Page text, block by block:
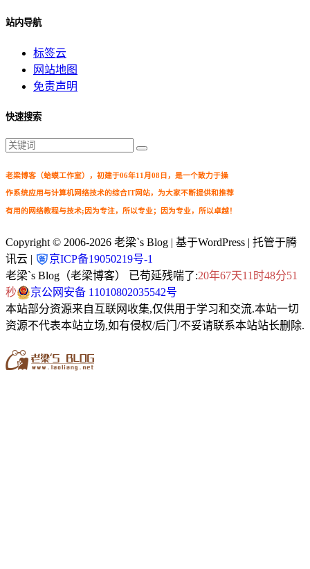
站内导航
标签云
网站地图
免责声明
快速搜索
老梁博客（蛤蟆工作室），初建于06年11月08日，是一个致力于操
作系统应用与计算机网络技术的综合IT网站，为大家不断提供和推荐
有用的网络教程与技术;因为专注，所以专业；因为专业，所以卓越！
Copyright © 2006-2026 老梁`s Blog | 基于WordPress | 托管于腾
讯云 |
京ICP备19050219号-1
老梁`s Blog（老梁博客） 已苟延残喘了:20年67天11时48分52
秒
京公网安备 11010802035542号
本站部分资源来自互联网收集,仅供用于学习和交流.本站一切
资源不代表本站立场,如有侵权/后门/不妥请联系本站站长删除.